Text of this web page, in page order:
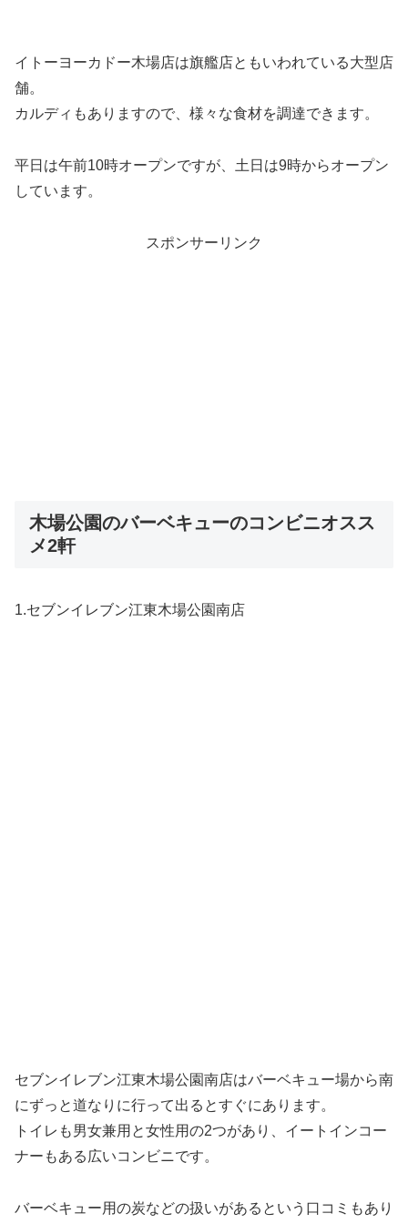
イトーヨーカドー木場店は旗艦店ともいわれている大型店
舗。
カルディもありますので、様々な食材を調達できます。
平日は午前10時オープンですが、土日は9時からオープン
しています。
スポンサーリンク
木場公園のバーベキューのコンビニオスス
メ2軒
1.セブンイレブン江東木場公園南店
セブンイレブン江東木場公園南店はバーベキュー場から南
にずっと道なりに行って出るとすぐにあります。
トイレも男女兼用と女性用の2つがあり、イートインコー
ナーもある広いコンビニです。
バーベキュー用の炭などの扱いがあるという口コミもあり